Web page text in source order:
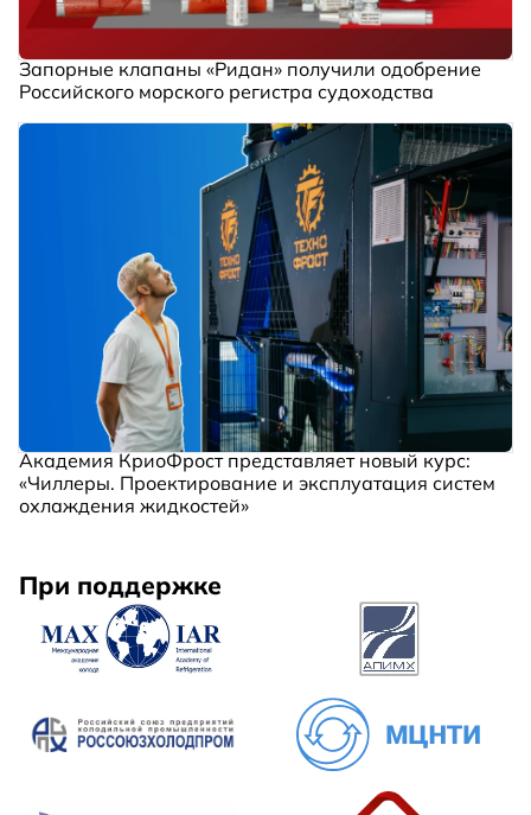
Запорные клапаны «Ридан» получили одобрение
Российского морского регистра судоходства
Академия КриоФрост представляет новый курс:
«Чиллеры. Проектирование и эксплуатация систем
охлаждения жидкостей»
При поддержке